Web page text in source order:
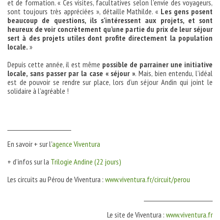
et de formation. « Ces visites, facultatives selon l’envie des voyageurs,
sont toujours très appréciées », détaille Mathilde. « Les gens posent
beaucoup de questions, ils s’intéressent aux projets, et sont
heureux de voir concrètement qu’une partie du prix de leur séjour
sert à des projets utiles dont profite directement la population
locale. »
Depuis cette année, il est même possible de parrainer une initiative
locale, sans passer par la case « séjour ». Mais, bien entendu, l’idéal
est de pouvoir se rendre sur place, lors d’un séjour Andin qui joint le
solidaire à l’agréable !
En savoir + sur l’agence Viventura
+ d’infos sur la Trilogie Andine (22 jours)
Les circuits au Pérou de Viventura : www.viventura.fr/circuit/perou
Le site de Viventura : www.viventura.fr